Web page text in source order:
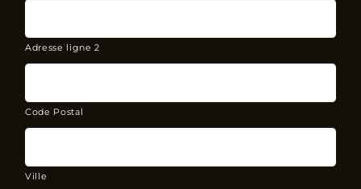
Adresse ligne 2
Code Postal
Ville